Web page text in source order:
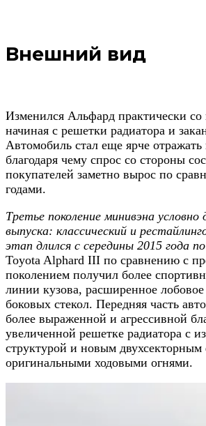
Внешний вид
Изменился Альфард практически со
начиная с решетки радиатора и
Автомобиль стал еще ярче
благодаря чему спрос со стороны
покупателей заметно вырос по
годами.
Третье поколение минивэна условно
выпуска: классический и
этап длился с середины 2015 года
Toyota Alphard III по сравнению с
поколением получил более
линии кузова, расширенное
боковых стекол. Передняя часть
более выраженной и агрессивной
увеличенной решетке радиатора с
структурой и новым двухсекторным
оригинальными ходовыми огнями.